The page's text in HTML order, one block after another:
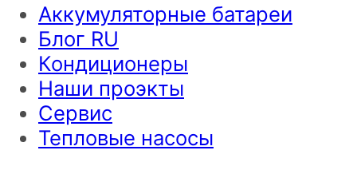
Аккумуляторные батареи
Блог RU
Кондиционеры
Наши проэкты
Сервис
Тепловые насосы